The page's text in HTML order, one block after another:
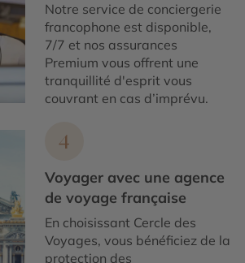
Notre service de conciergerie
francophone est disponible,
7/7 et nos assurances
Premium vous offrent une
tranquillité d'esprit vous
couvrant en cas d’imprévu.
4
Voyager avec une agence
de voyage française
En choisissant Cercle des
Voyages, vous bénéficiez de la
protection des